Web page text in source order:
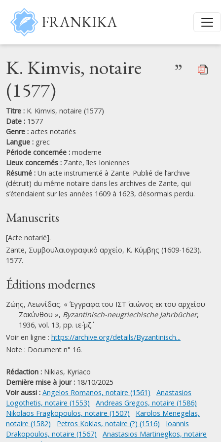
Aller au contenu principal
FRANKIKA
K. Kimvis, notaire
(1577)
”
Titre : K. Kimvis, notaire (1577)
Date : 1577
Genre : actes notariés
Langue : grec
Période concernée : moderne
Lieux concernés : Zante,îles Ioniennes
Résumé : Un acte instrumenté à Zante. Publié de l’archive
(détruit) du même notaire dans les archives de Zante, qui
s’étendaient sur les années 1609 à 1623, désormais perdu.
Manuscrits
[Acte notarié].
Zante, Συμβουλαιογραφικό αρχείο, Κ. Κύμβης (1609-1623).
1577.
Éditions modernes
Ζώης, Λεωνίδας. « Έγγραφα του ΙΣΤ΄ αιώνος εκ του αρχείου
Ζακύνθου », Byzantinisch-neugriechische Jahrbücher,
1936, vol. 13, pp. ιε΄-μζ΄.
Voir en ligne : https://archive.org/details/Byzantinisch...
Note : Document n° 16.
Rédaction : Nikias, Kyriaco
Dernière mise à jour : 18/10/2025
Voir aussi : Angelos Romanos, notaire (1561)
Anastasios
Logothetis, notaire (1553)
Andreas Gregos, notaire (1586)
Nikolaos Fragkopoulos, notaire (1507)
Karolos Menegelas,
notaire (1582)
Petros Koklas, notaire (?) (1516)
Ioannis
Drakopoulos, notaire (1567)
Anastasios Martinegkos, notaire